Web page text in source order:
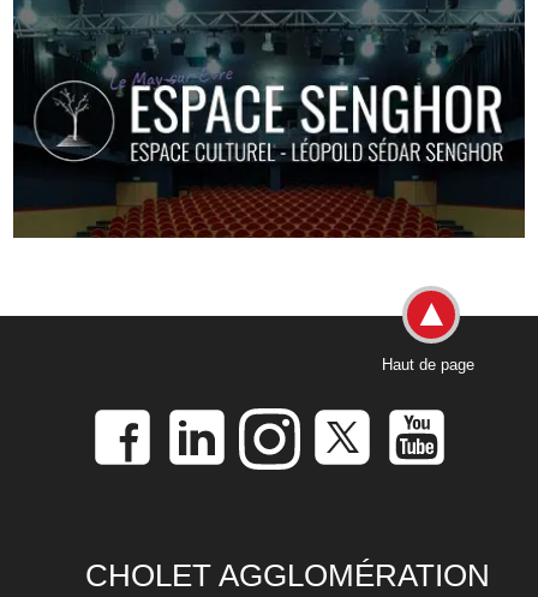
Haut de page
CHOLET AGGLOMÉRATION